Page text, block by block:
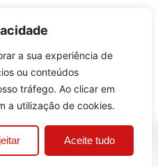
a sua experiência de
ou conteúdos
tráfego. Ao clicar em
a utilização de cookies.
Aceite tudo